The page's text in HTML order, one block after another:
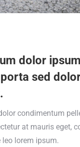
dolor
sed
condimentum
at mauris eget,
leo lorem ipsum.